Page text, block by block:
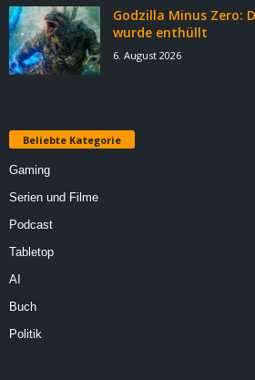
Godzilla Minus Zero:
wurde enthüllt
6. August 2026
Beliebte Kategorie
Gaming
Serien und Filme
Podcast
Tabletop
AI
Buch
Politik